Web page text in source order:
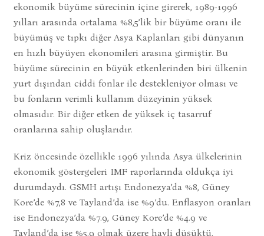
ekonomik büyüme sürecinin içine girerek, 1989-1996
yılları arasında ortalama %8,5’lik bir büyüme oranı ile
büyümüş ve tıpkı diğer Asya Kaplanları gibi dünyanın
en hızlı büyüyen ekonomileri arasına girmiştir. Bu
büyüme sürecinin en büyük etkenlerinden biri ülkenin
yurt dışından ciddi fonlar ile destekleniyor olması ve
bu fonların verimli kullanım düzeyinin yüksek
olmasıdır. Bir diğer etken de yüksek iç tasarruf
oranlarına sahip oluşlarıdır.
Kriz öncesinde özellikle 1996 yılında Asya ülkelerinin
ekonomik göstergeleri IMF raporlarında oldukça iyi
durumdaydı. GSMH artışı Endonezya’da %8, Güney
Kore’de %7,8 ve Tayland’da ise %9’du. Enflasyon oranları
ise Endonezya’da %7.9, Güney Kore’de %4.9 ve
Tayland’da ise %5.9 olmak üzere hayli düşüktü.